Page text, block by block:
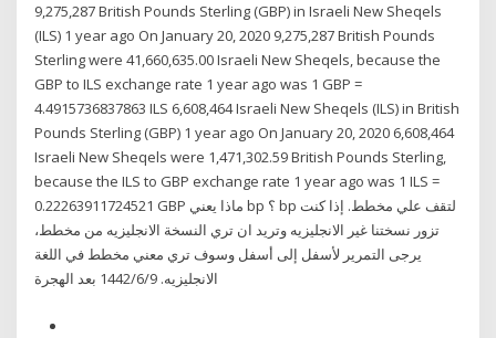
9,275,287 British Pounds Sterling (GBP) in Israeli New Sheqels
(ILS) 1 year ago On January 20, 2020 9,275,287 British Pounds
Sterling were 41,660,635.00 Israeli New Sheqels, because the
GBP to ILS exchange rate 1 year ago was 1 GBP =
4.4915736837863 ILS 6,608,464 Israeli New Sheqels (ILS) in British
Pounds Sterling (GBP) 1 year ago On January 20, 2020 6,608,464
Israeli New Sheqels were 1,471,302.59 British Pounds Sterling,
because the ILS to GBP exchange rate 1 year ago was 1 ILS =
0.22263911724521 GBP ماذا يعني bp ؟ bp لتقف علي مخطط. إذا كنت
تزور نسختنا غير الانجليزيه وتريد ان تري النسخة الانجليزيه من مخطط،
يرجى التمرير لأسفل إلى أسفل وسوف تري معني مخطط في اللغة
الانجليزيه. 9‏‏/6‏‏/1442 بعد الهجرة